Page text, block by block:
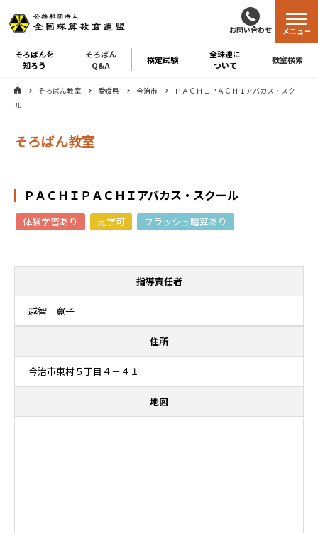
お問い合わせ
そろばんを
知ろう
そろばん
Q&A
検定試験
全珠連に
ついて
教室検索
メニュー
そろばん教室 愛媛県 今治市
ＰＡＣＨＩＰＡＣＨＩアバカス・スクー
ル
そろばん教室
ＰＡＣＨＩＰＡＣＨＩアバカス・スクール
体験学習あり 見学可 フラッシュ暗算あり
指導責任者
越智 寛子
住所
今治市東村５丁目４－４１
地図